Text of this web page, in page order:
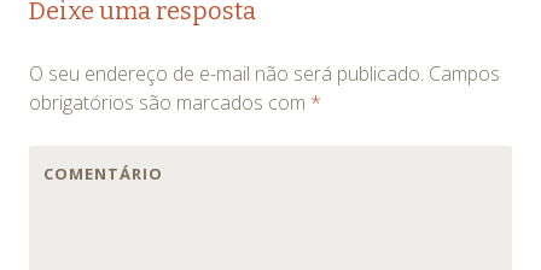
Deixe uma resposta
O seu endereço de e-mail não será publicado. Campos
obrigatórios são marcados com *
COMENTÁRIO